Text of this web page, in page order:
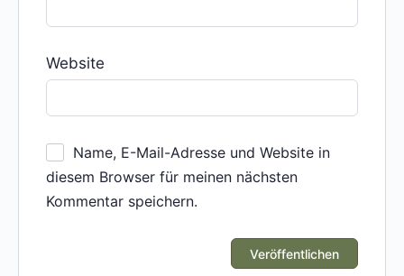
Website
Name, E-Mail-Adresse und Website in
diesem Browser für meinen nächsten
Kommentar speichern.